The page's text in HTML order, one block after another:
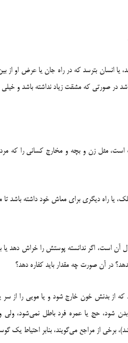
یا انسان بترسد كه در راه جان یا عرض او از
در صورتی كه مشقت زیاد نداشته باشد و خیلی
مثل زن و بچه و مخارج كسانی را كه
است، اگر ندانسته پوستش را خراش دهد یا
در آن صورت چه مقدار باید کفاره دهد؟
از بدنش خون خارج شود و یا مویی را از سر
حج یا عمره فرد باطل نمی‌شود، ولی